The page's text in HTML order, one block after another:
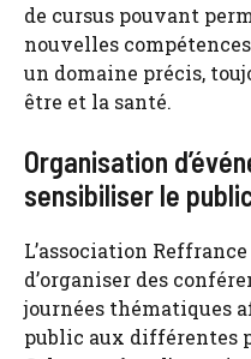
de cursus pouvant
nouvelles
un domaine précis,
être et la santé.
Organisation
sensibiliser le
L’association
d’organiser des
journées thématiques
public aux différentes